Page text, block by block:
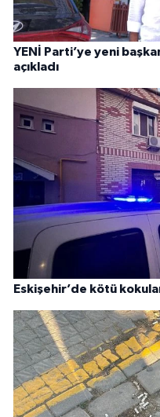
YENİ Parti’ye yeni
açıkladı
Eskişehir’de kötü